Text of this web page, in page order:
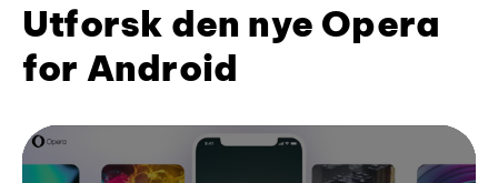
Utforsk den nye Opera
for Android